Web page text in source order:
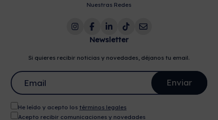
Nuestras Redes
Newsletter
Si quieres recibir noticias y novedades, déjanos tu email.
He leído y acepto los términos legales
Acepto recibir comunicaciones y novedades